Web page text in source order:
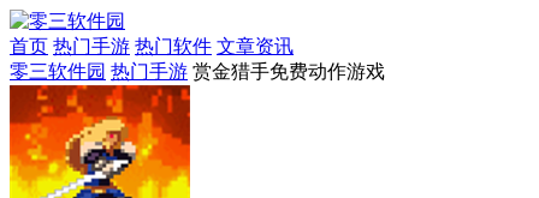
首页 热门手游 热门软件 文章资讯
零三软件园 热门手游 赏金猎手免费动作游戏